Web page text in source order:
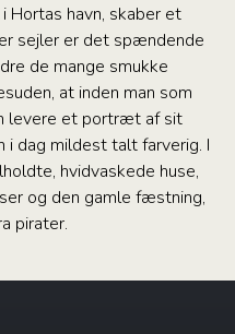
Hortas havn, skaber et
sejler er det spændende
de mange smukke
at inden man som
levere et portræt af sit
i dag mildest talt farverig. I
hvidvaskede huse,
og den gamle fæstning,
pirater.